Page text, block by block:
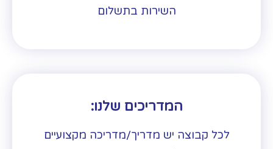
השירות בתשלום
המדריכים שלנו:
לכל קבוצה יש מדריך/מדריכה מקצועיים